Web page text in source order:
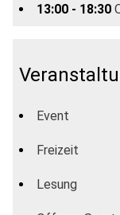
13:00 - 18:30
Event
Freizeit
Lesung